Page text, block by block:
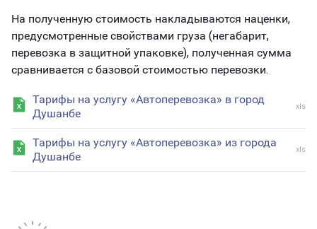
На полученную стоимость накладываются наценки,
предусмотренные свойствами груза (негабарит,
перевозка в защитной упаковке), полученная сумма
сравнивается с базовой стоимостью перевозки.
Тарифы на услугу «Автоперевозка» в город
Душанбе
xls
Тарифы на услугу «Автоперевозка» из города
Душанбе
xls